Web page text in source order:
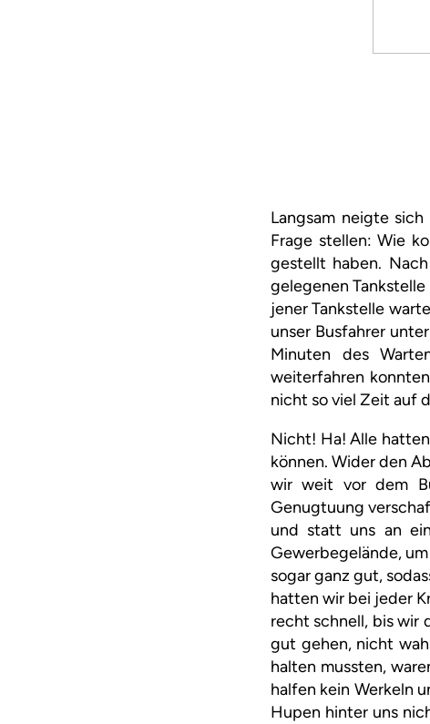
Langsam neigte
Frage stellen: Wie
gestellt haben.
gelegenen
jener Tankstelle
unser Busfahrer
Minuten des
weiterfahren
nicht so viel Zeit auf
Nicht! Ha! Alle
können. Wider den
wir weit vor dem
Genugtuung
und statt uns an
Gewerbegelände,
sogar ganz gut,
hatten wir bei jeder
recht schnell, bis wir
gut gehen, nicht
halten mussten,
halfen kein Werkeln
Hupen hinter uns